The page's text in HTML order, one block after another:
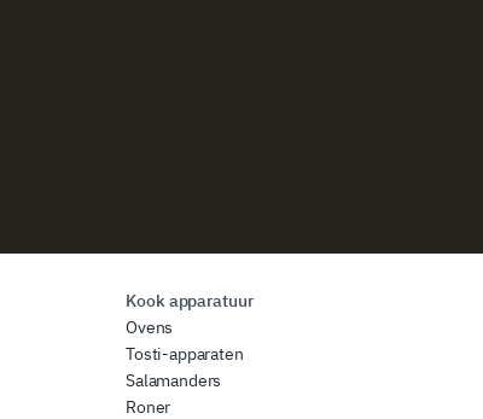
Kook apparatuur
Ovens
Tosti-apparaten
Salamanders
Roner